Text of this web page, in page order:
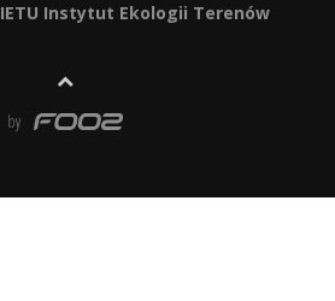
IETU Instytut Ekologii Terenów